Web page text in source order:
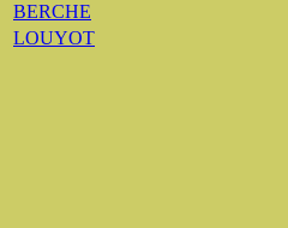
BERCHE
LOUYOT